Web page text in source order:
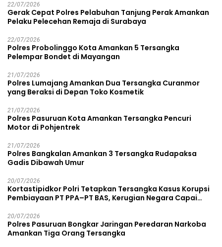
22/07/2026
Gerak Cepat Polres Pelabuhan Tanjung Perak Amankan
Pelaku Pelecehan Remaja di Surabaya
22/07/2026
Polres Probolinggo Kota Amankan 5 Tersangka
Pelempar Bondet di Mayangan
21/07/2026
Polres Lumajang Amankan Dua Tersangka Curanmor
yang Beraksi di Depan Toko Kosmetik
21/07/2026
Polres Pasuruan Kota Amankan Tersangka Pencuri
Motor di Pohjentrek
21/07/2026
Polres Bangkalan Amankan 3 Tersangka Rudapaksa
Gadis Dibawah Umur
20/07/2026
Kortastipidkor Polri Tetapkan Tersangka Kasus Korupsi
Pembiayaan PT PPA–PT BAS, Kerugian Negara Capai
20/07/2026
Polres Pasuruan Bongkar Jaringan Peredaran Narkoba
Amankan Tiga Orang Tersangka